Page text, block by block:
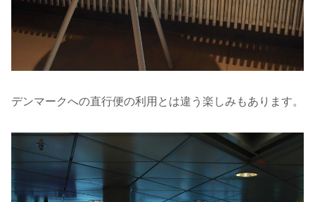
デンマークへの直行便の利用とは違う楽しみもあります。